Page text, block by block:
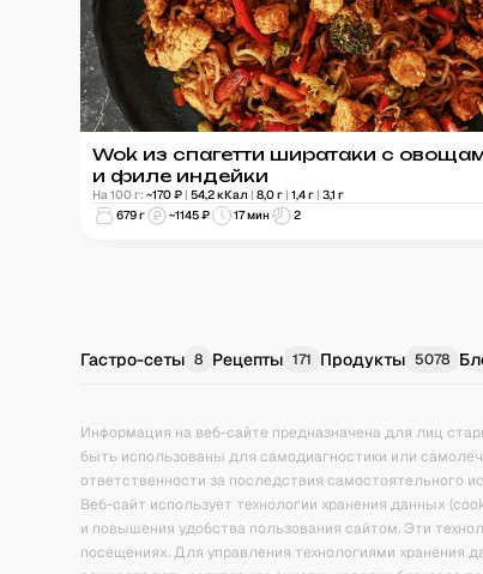
Wok из спагетти ширатаки с
и филе индейки
На 100 г: ~170₽ | 54,2кКал | 8,0г | 1,4г | 3,1 г
679г ~1145₽ 17 мин 2
Гастро-сеты 8 Рецепты 171 Продукты 5078
Информация на веб-сайте предназначена для лиц
быть использованы для самодиагностики или
ответственности за последствия самостоятельного
Веб-сайт использует технологии хранения данных
и повышения удобства пользования сайтом. Эти
посещениях. Для управления технологиями хранения